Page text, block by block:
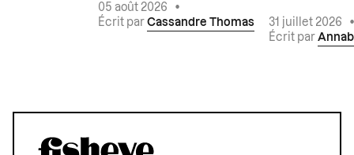
05 août 2026
•
Écrit par Cassandre Thomas 31 juillet 2026
Écrit par